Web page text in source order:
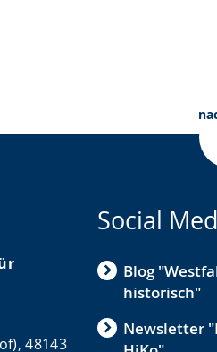
48143
Social
Blog
historisch"
Newsletter